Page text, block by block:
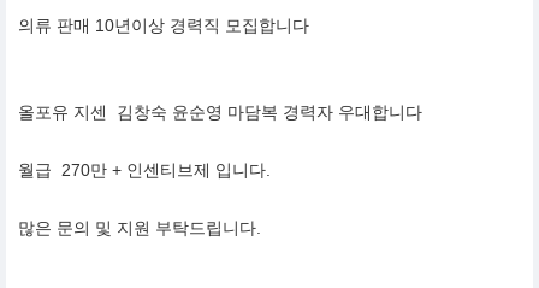
의류 판매 10년이상 경력직 모집합니다
올포유 지센 김창숙 윤순영 마담복 경력자 우대합니다
월급 270만 + 인센티브제 입니다.
많은 문의 및 지원 부탁드립니다.